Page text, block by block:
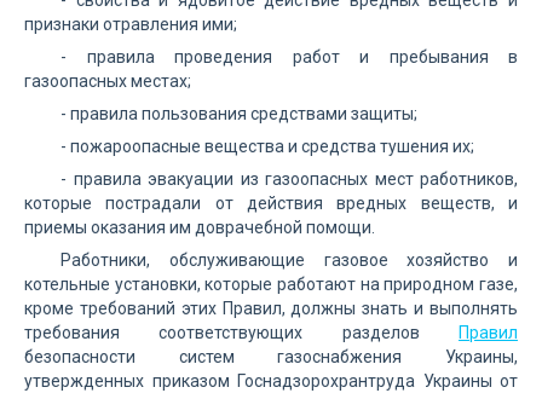
признаки отравления ими;
- правила проведения работ и пребывания в
газоопасных местах;
- правила пользования средствами защиты;
- пожароопасные вещества и средства тушения их;
- правила эвакуации из газоопасных мест работников,
которые пострадали от действия вредных веществ, и
приемы оказания им доврачебной помощи.
Работники, обслуживающие газовое хозяйство и
котельные установки, которые работают на природном газе,
кроме требований этих Правил, должны знать и выполнять
требования соответствующих разделов
Правил
безопасности систем газоснабжения Украины,
утвержденных приказом Госнадзорохрантруда Украины от